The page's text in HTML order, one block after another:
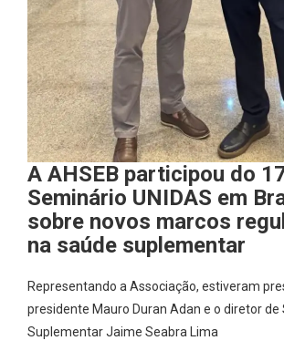
A AHSEB participou do
Seminário UNIDAS em
sobre novos marcos
na saúde suplementar
Representando a Associação, estiveram
presidente Mauro Duran Adan e o diretor de
Suplementar Jaime Seabra Lima